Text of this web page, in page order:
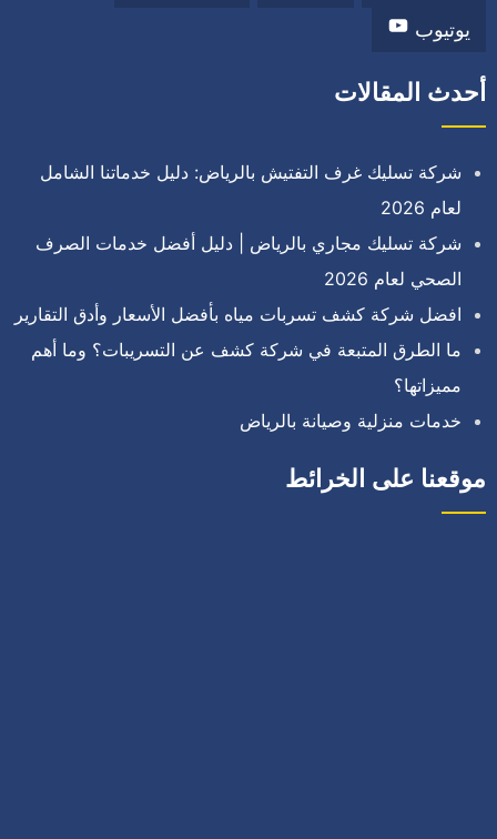
يوتيوب
أحدث المقالات
شركة تسليك غرف التفتيش بالرياض: دليل خدماتنا الشامل
لعام 2026
شركة تسليك مجاري بالرياض | دليل أفضل خدمات الصرف
الصحي لعام 2026
افضل شركة كشف تسربات مياه بأفضل الأسعار وأدق التقارير
ما الطرق المتبعة في شركة كشف عن التسريبات؟ وما أهم
مميزاتها؟
خدمات منزلية وصيانة بالرياض
موقعنا على الخرائط